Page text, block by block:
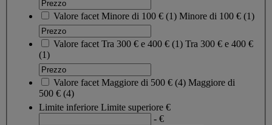
Valore facet Minore di 100 € (1) Minore di 100 € (1)
Valore facet Tra 300 € e 400 € (1) Tra 300 € e 400 €
(1)
Valore facet Maggiore di 500 € (4) Maggiore di
500 € (4)
Limite inferiore Limite superiore €
- €